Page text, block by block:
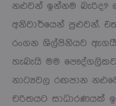
නළුවන් ඉන්නම බැරිද?
අනිවාර්‌යෙන් පුළුවන්.
රංගන ශිල්පිනියව
හැබැයි මම
නාට්‍යවල රඟපාන
චරිතයට සාධාරණයක්